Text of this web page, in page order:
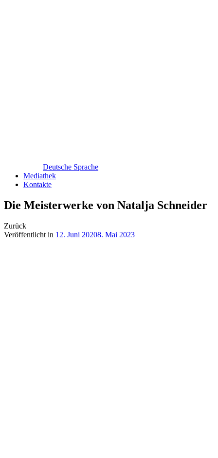
Deutsche Sprache
Mediathek
Kontakte
Die Meisterwerke von Natalja Schneider
Zurück
Veröffentlicht in 12. Juni 20208. Mai 2023